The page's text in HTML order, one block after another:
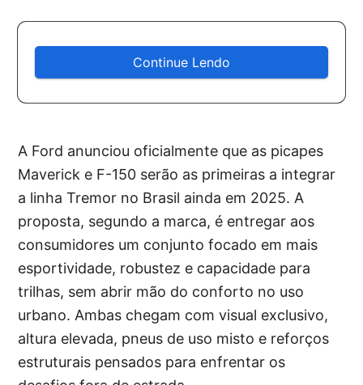
Continue Lendo
A Ford anunciou oficialmente que as picapes
Maverick e F-150 serão as primeiras a integrar
a linha Tremor no Brasil ainda em 2025. A
proposta, segundo a marca, é entregar aos
consumidores um conjunto focado em mais
esportividade, robustez e capacidade para
trilhas, sem abrir mão do conforto no uso
urbano. Ambas chegam com visual exclusivo,
altura elevada, pneus de uso misto e reforços
estruturais pensados para enfrentar os